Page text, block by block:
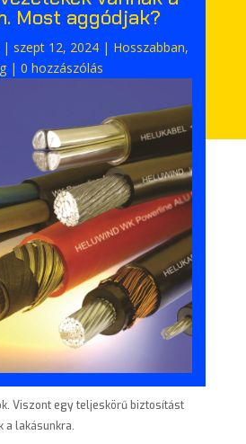
Most aggódjak?
| szept 12, 2024| Hosszabban,
| 0 hozzászólás
Viszont egy teljeskörű biztosítást
a lakásunkra.